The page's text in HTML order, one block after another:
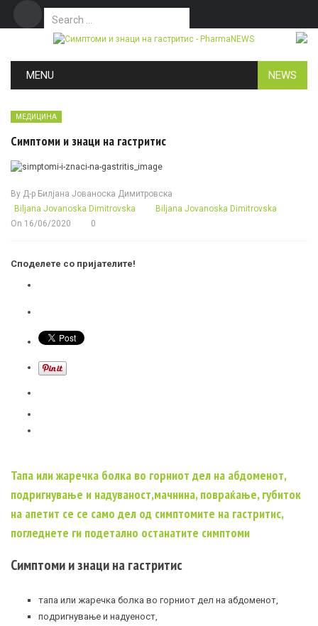
Search for:
MENU NEWS
МЕДИЦИНА
Симптоми и знаци на гастритис
By Д-р Билјана Јованоска Димитровска
Biljana Jovanoska Dimitrovska
Biljana Jovanoska Dimitrovska
On 16/06/2020 0
Споделете со пријателите!
Тапа или жаречка болка во горниот дел на абдоменот,
подригнување и надуваност,мачнина, повраќање, губиток
на апетит се се само дел од симптомите на гастритис,
погледнете ги подетално останатите симптоми
Симптоми и знаци на гастритис
тапа или жаречка болка во горниот дел на абдоменот,
подригнување и надуеност,